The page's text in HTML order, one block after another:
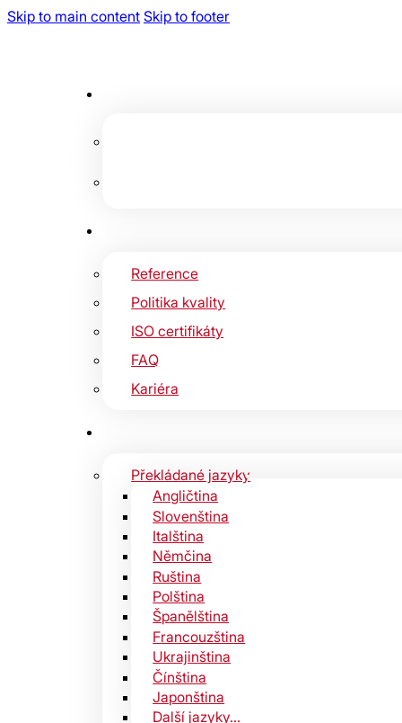
Skip to main content Skip to footer
Reference
Politika kvality
ISO certifikáty
FAQ
Kariéra
Překládané jazyky
Angličtina
Slovenština
Italština
Němčina
Ruština
Polština
Španělština
Francouzština
Ukrajinština
Čínština
Japonština
Další jazyky…